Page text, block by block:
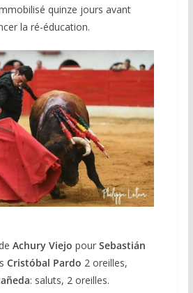
quinze jours avant
la ré-éducation.
Achury Viejo pour Sebastián
Cristóbal Pardo 2 oreilles,
: saluts, 2 oreilles.